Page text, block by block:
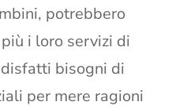
potrebbero
i loro servizi di
bisogni di
per mere ragioni